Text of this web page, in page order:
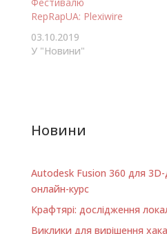
RepRapUA: Plexiwire
03.10.2019
У "Новини"
Новини
Autodesk Fusion 360 для
онлайн-курс
Крафтярі: дослідження
Виклики для вирішення